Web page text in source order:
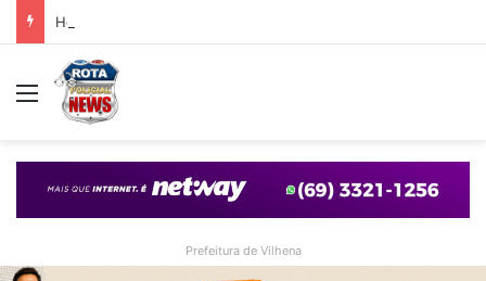
Menu
Prefeitura de Vilhena